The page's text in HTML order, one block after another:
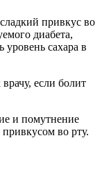
привкус во
диабета,
уровень сахара в
если болит
и помутнение
во рту.